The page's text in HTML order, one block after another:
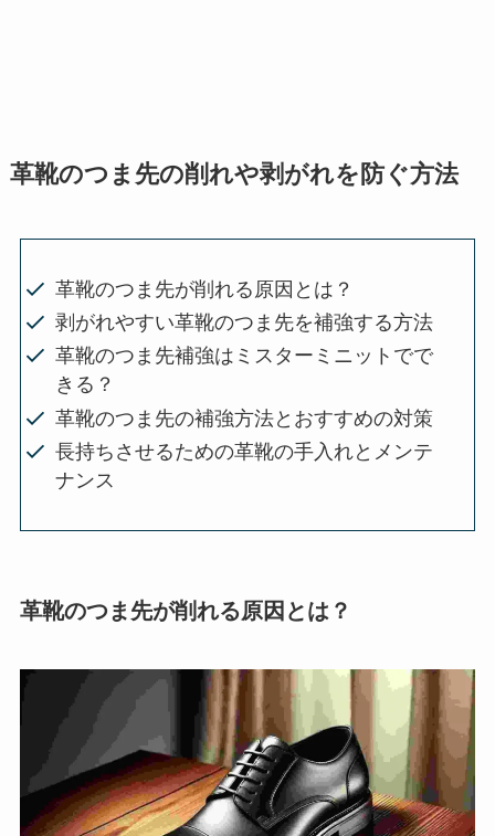
革靴のつま先の削れや剥がれを防ぐ方法
革靴のつま先が削れる原因とは？
剥がれやすい革靴のつま先を補強する方法
革靴のつま先補強はミスターミニットでで
きる？
革靴のつま先の補強方法とおすすめの対策
長持ちさせるための革靴の手入れとメンテ
ナンス
革靴のつま先が削れる原因とは？